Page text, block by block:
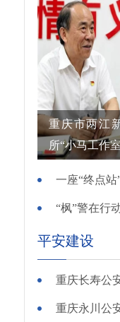
重庆市两江
所“小马工作
“枫”警在行
平安建设